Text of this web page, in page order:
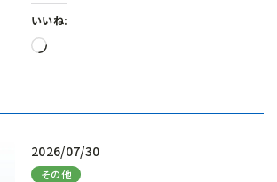
いいね:
読
2026/07/30
その他